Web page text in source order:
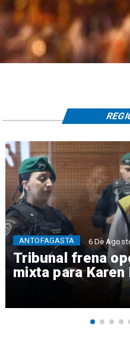
Tribunal frena
mixta para
ANTOFAGASTA 6 De